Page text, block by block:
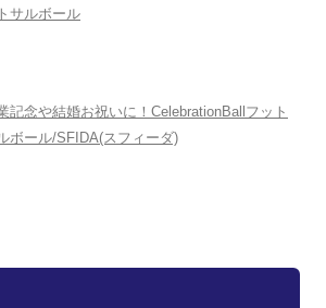
サルボール
記念や結婚お祝いに！CelebrationBallフット
ボール/SFIDA(スフィーダ)